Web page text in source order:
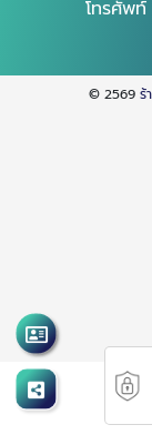
โทรศัพท์
© 2569 ร้